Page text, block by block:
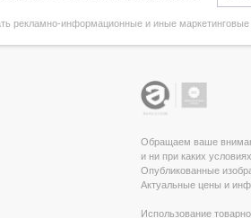
рекламно-информационные и иные
Обращаем ваше
и ни при каких
Опубликованные
Актуальные цены и
Использование